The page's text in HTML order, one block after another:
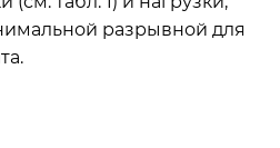
разрывной для